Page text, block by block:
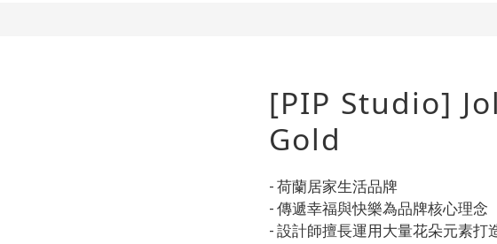
[PIP Studio]
Gold
- 荷蘭居家生活品牌
- 傳遞幸福與快樂為品牌核心理念
- 設計師擅長運用大量花朵元素打